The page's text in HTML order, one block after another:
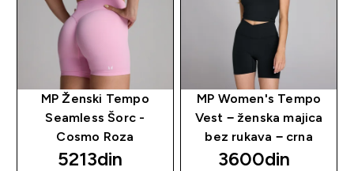
MP Ženski Tempo
Seamless Šorc -
Cosmo Roza
5213din‎
MP Women's Tempo
Vest − ženska majica
bez rukava − crna
3600din‎